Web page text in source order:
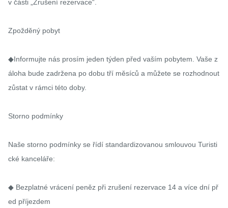
v části „Zrušení rezervace“.
Zpožděný pobyt
◆Informujte nás prosím jeden týden před vaším pobytem. Vaše z
áloha bude zadržena po dobu tří měsíců a můžete se rozhodnout
zůstat v rámci této doby.
Storno podmínky
Naše storno podmínky se řídí standardizovanou smlouvou Turisti
cké kanceláře:
◆ Bezplatné vrácení peněz při zrušení rezervace 14 a více dní př
ed příjezdem